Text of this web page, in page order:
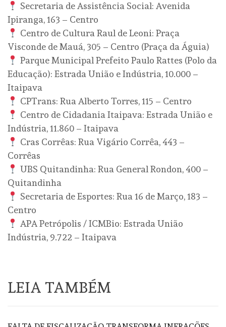
Secretaria de Assistência Social: Avenida
Ipiranga, 163 – Centro
Centro de Cultura Raul de Leoni: Praça
Visconde de Mauá, 305 – Centro (Praça da Águia)
Parque Municipal Prefeito Paulo Rattes (Polo da
Educação): Estrada União e Indústria, 10.000 –
Itaipava
CPTrans: Rua Alberto Torres, 115 – Centro
Centro de Cidadania Itaipava: Estrada União e
Indústria, 11.860 – Itaipava
Cras Corrêas: Rua Vigário Corrêa, 443 –
Corrêas
UBS Quitandinha: Rua General Rondon, 400 –
Quitandinha
Secretaria de Esportes: Rua 16 de Março, 183 –
Centro
APA Petrópolis / ICMBio: Estrada União
Indústria, 9.722 – Itaipava
LEIA TAMBÉM